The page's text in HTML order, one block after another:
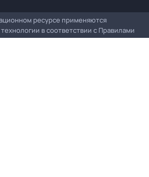
ресурсе применяются
в соответствии с Правилами